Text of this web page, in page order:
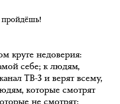
круге недоверия:
себе; к людям,
ТВ-3 и верят всему,
которые смотрят
не смотрят;